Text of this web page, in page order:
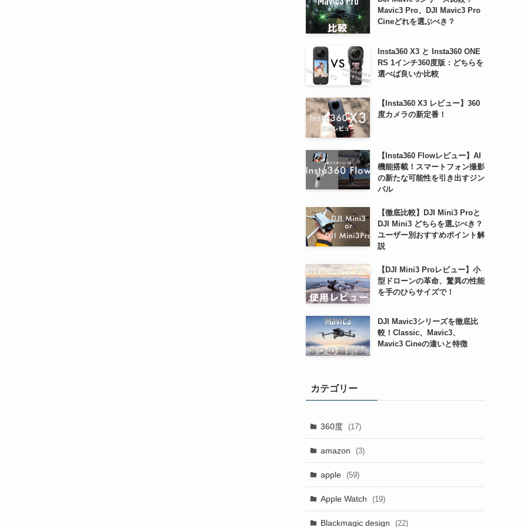
Mavic3 Pro、DJI Mavic3 Pro
Cineどれを選ぶべき？
Insta360 X3 と Insta360 ONE
RS 1インチ360度版：どちらを
選べば良いか比較
【Insta360 X3 レビュー】360
度カメラの新定番！
【Insta360 Flowレビュー】AI
機能搭載！スマートフォン撮影
の新たな可能性を引き出すジン
バル
【徹底比較】DJI Mini3 Proと
DJI Mini3 どちらを選ぶべき？
ユーザー別おすすめポイント解
説
【DJI Mini3 Proレビュー】小
型ドローンの革命、驚異の性能
を手のひらサイズで！
DJI Mavic3シリーズを徹底比
較！Classic、Mavic3、
Mavic3 Cineの違いと特徴
カテゴリー
360度 (17)
amazon (3)
apple (59)
Apple Watch (19)
Blackmagic design (22)